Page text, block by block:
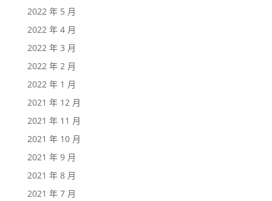
2022 年 5 月
2022 年 4 月
2022 年 3 月
2022 年 2 月
2022 年 1 月
2021 年 12 月
2021 年 11 月
2021 年 10 月
2021 年 9 月
2021 年 8 月
2021 年 7 月